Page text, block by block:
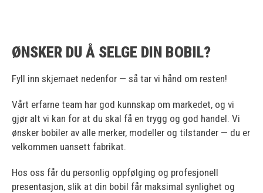
ØNSKER DU Å SELGE DIN BOBIL?
Fyll inn skjemaet nedenfor — så tar vi hånd om resten!
Vårt erfarne team har god kunnskap om markedet, og vi
gjør alt vi kan for at du skal få en trygg og god handel. Vi
ønsker bobiler av alle merker, modeller og tilstander — du er
velkommen uansett fabrikat.
Hos oss får du personlig oppfølging og profesjonell
presentasjon, slik at din bobil får maksimal synlighet og